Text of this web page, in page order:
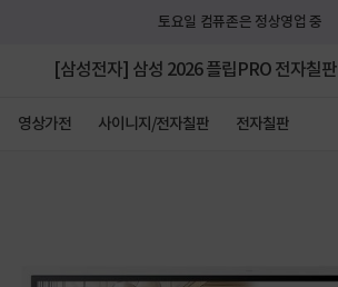
토요일 컴퓨존은 정상영업 중
[삼성전자] 삼성 2026 플립PRO 전자칠판
영상가전 사이니지/전자칠판 전자칠판